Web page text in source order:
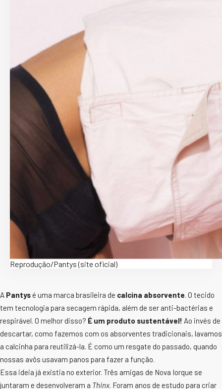
Reprodução/Pantys (site oficial)
A Pantysé uma marca brasileira de calcina absorvente. O tecido
tem tecnologia para secagem rápida, além de ser anti-bactérias e
respirável. O melhor disso? É um produto sustentável! Ao invés de
descartar, como fazemos com os absorventes tradicionais, lavamos
a calcinha para reutilizá-la. É como um resgate do passado, quando
nossas avôs usavam panos para fazer a função.
Essa ideia já existia no exterior. Três amigas de Nova Iorque se
juntaram e desenvolveram a Thinx. Foram anos de estudo para criar